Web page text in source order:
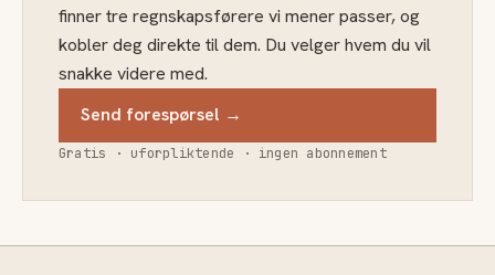
finner tre regnskapsførere vi mener passer, og
kobler deg direkte til dem. Du velger hvem du vil
snakke videre med.
Send forespørsel →
Gratis · uforpliktende · ingen abonnement